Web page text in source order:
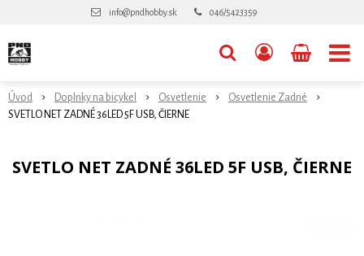
info@pndhobby.sk 046/5423359
Úvod Doplnky na bicykel Osvetlenie
Osvetlenie Zadné
SVETLO NET ZADNÉ 36LED 5F USB, ČIERNE
SVETLO NET ZADNÉ 36LED 5F USB, ČIERNE